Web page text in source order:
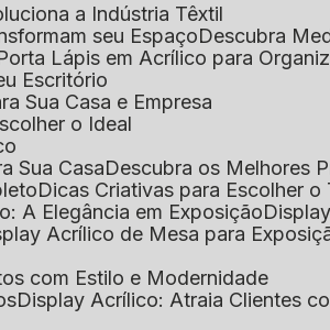
a Indústria Têxtil
seu Espaço
Descubra
Lápis em Acrílico para
Escritório
Sua Casa e Empresa
o Ideal
Sua Casa
Descubra os Melhores
Dicas Criativas para Escolher
A Elegância em Exposição
Acrílico de Mesa para
com Estilo e Modernidade
Display Acrílico: Atraia Clientes